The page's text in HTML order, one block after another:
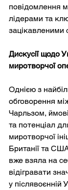
повідомлення
лідерами та
зацікавленими
Дискусії щодо
миротворчої
Однією з
обговорення
Чарльзом,
та потенціал
миротворчої
Британії та
вже взяла на
відігравати
у післявоєнній